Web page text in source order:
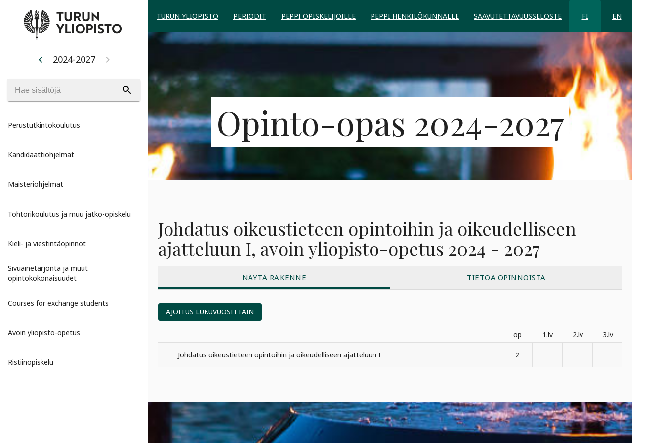
chevron_left 2024-2027 chevron_right
search
Perustutkintokoulutus
Kandidaattiohjelmat
Maisteriohjelmat
Tohtorikoulutus ja muu jatko-opiskelu
Kieli- ja viestintäopinnot
Sivuainetarjonta ja muut
opintokokonaisuudet
Courses for exchange students
Avoin yliopisto-opetus
Ristiinopiskelu
TURUN YLIOPISTO PERIODIT PEPPI OPISKELIJOILLE PEPPI HENKILÖKUNNALLE SAAVUTETTAVUUSSELOSTE FI EN
Opinto-opas 2024-2027
Johdatus oikeustieteen opintoihin ja oikeudelliseen
ajatteluun I, avoin yliopisto-opetus 2024 - 2027
NÄYTÄ RAKENNE TIETOA OPINNOISTA
AJOITUS LUKUVUOSITTAIN
op 1.lv 2.lv 3.lv
Johdatus oikeustieteen opintoihin ja oikeudelliseen ajatteluun I 2